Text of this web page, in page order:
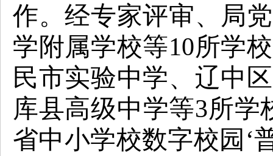
作。经专家评审、局
学附属学校等10所学
民市实验中学、辽中
库县高级中学等3所学
省中小学校数字校园‘